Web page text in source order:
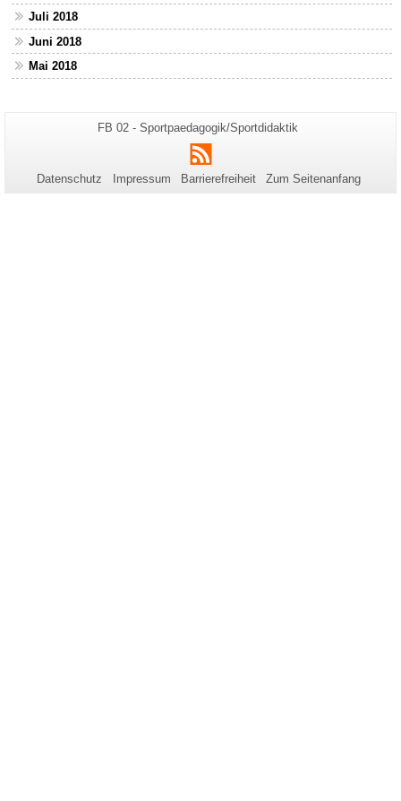
Juli 2018
Juni 2018
Mai 2018
Zusätzliche
Informationen
zu
dieser
Seiten-
FB 02 - Sportpaedagogik/Sportdidaktik
RSS
Datenschutz Impressum Barrierefreiheit Zum Seitenanfang